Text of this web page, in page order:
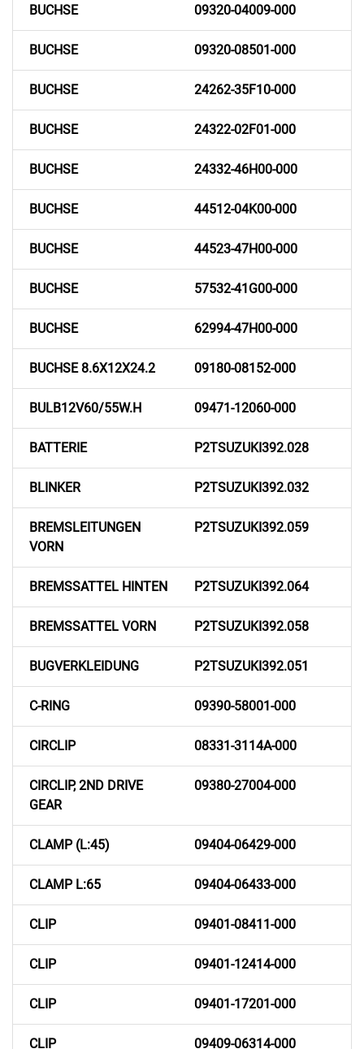
BUCHSE 09320-04009-000
BUCHSE 09320-08501-000
BUCHSE 24262-35F10-000
BUCHSE 24322-02F01-000
BUCHSE 24332-46H00-000
BUCHSE 44512-04K00-000
BUCHSE 44523-47H00-000
BUCHSE 57532-41G00-000
BUCHSE 62994-47H00-000
BUCHSE 8.6X12X24.2 09180-08152-000
BULB12V60/55W.H 09471-12060-000
BATTERIE P2TSUZUKI392.028
BLINKER P2TSUZUKI392.032
BREMSLEITUNGEN
VORN
P2TSUZUKI392.059
BREMSSATTEL HINTEN P2TSUZUKI392.064
BREMSSATTEL VORN P2TSUZUKI392.058
BUGVERKLEIDUNG P2TSUZUKI392.051
C-RING 09390-58001-000
CIRCLIP 08331-3114A-000
CIRCLIP, 2ND DRIVE
GEAR
09380-27004-000
CLAMP (L:45) 09404-06429-000
CLAMP L:65 09404-06433-000
CLIP 09401-08411-000
CLIP 09401-12414-000
CLIP 09401-17201-000
CLIP 09409-06314-000